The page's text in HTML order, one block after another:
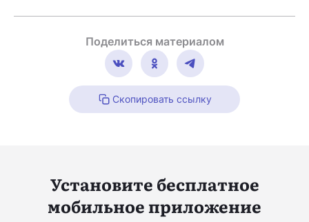
Поделиться материалом
Скопировать ссылку
Установите бесплатное
мобильное приложение